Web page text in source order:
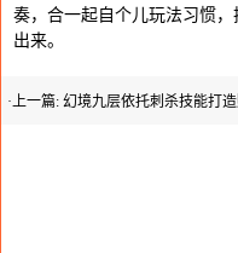
奏，合一起自个儿玩法习惯
出来。
·上一篇: 幻境九层依托刺杀技能打